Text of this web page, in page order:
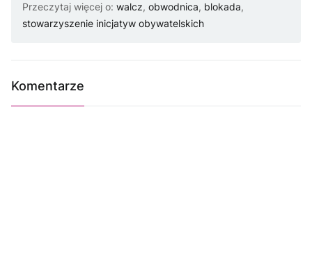
Przeczytaj więcej o: walcz, obwodnica, blokada,
stowarzyszenie inicjatyw obywatelskich
Komentarze